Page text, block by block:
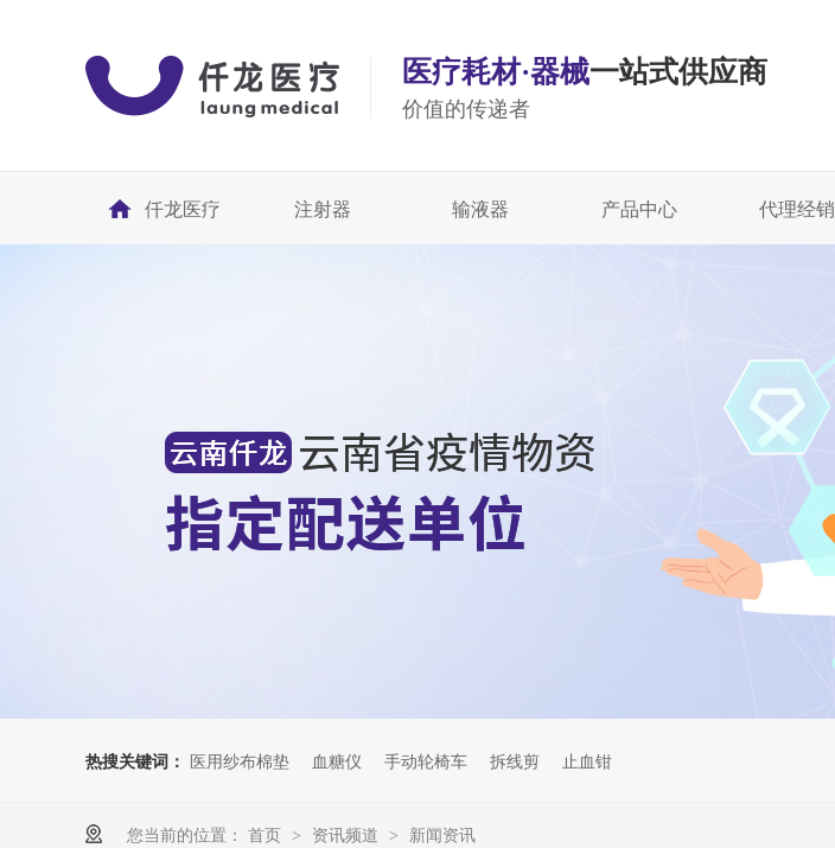
医疗耗材·器械一站式供应商
价值的传递者
仟龙医疗 注射器 输液器 产品中心 代理经销
热搜关键词： 医用纱布棉垫 血糖仪 手动轮椅车 拆线剪 止血钳
您当前的位置： 首页 > 资讯频道 > 新闻资讯